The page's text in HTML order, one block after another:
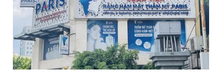
Phó tổng biên tập: Trần Việt Hưng
Tổng thư ký tòa soạn: Đức Trung
Giấy phép xuất bản số 110/GP - BTTTT cấp ngày 24.3.2020
© 2003-2026 Bản quyền thuộc về Báo Thanh Niên. Cấm sao
chép dưới mọi hình thức nếu không có sự chấp thuận bằng văn
bản. Phát triển bởi ePi Technologies, JSC.